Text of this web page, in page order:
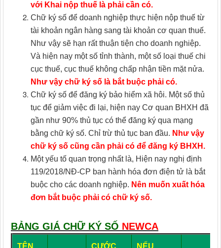
với Khai nộp thuế là phải cần có.
Chữ ký số để doanh nghiệp thực hiện nộp thuế từ
tài khoản ngân hàng sang tài khoản cơ quan thuế.
Như vậy sẽ hạn rất thuận tiện cho doanh nghiệp.
Và hiện nay một số tỉnh thành, một số loại thuế chi
cục thuế, cục thuế không chấp nhận tiền mặt nửa.
Như vậy chữ ký số là bắt buộc phải có.
Chữ ký số để đăng ký bảo hiểm xã hôi. Một số thủ
tục để giảm việc đi lại, hiện nay Cơ quan BHXH đã
gần như 90% thủ tục có thể đăng ký qua mạng
bằng chữ ký số. Chỉ trừ thủ tục ban đầu. Như vậy
chữ ký số cũng cần phải có để đăng ký BHXH.
Một yếu tố quan trọng nhất là, Hiện nay nghị định
119/2018/NĐ-CP ban hành hóa đơn điện tử là bắt
buộc cho các doanh nghiệp. Nên muốn xuất hóa
đơn bắt buộc phải có chữ ký số.
BẢNG GIÁ CHỮ KÝ SỐ NEWCA